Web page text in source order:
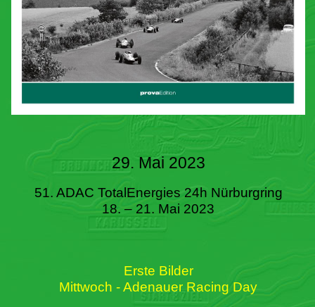
29. Mai 2023
51. ADAC TotalEnergies 24h Nürburgring
18. – 21. Mai 2023
Erste Bilder
Mittwoch - Adenauer Racing Day